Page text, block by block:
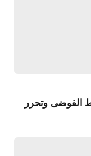
الفوضى وتحرر